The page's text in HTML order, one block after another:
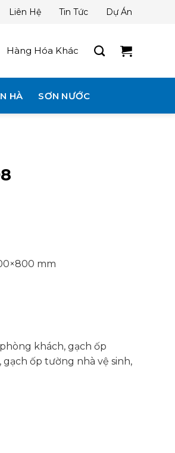
Liên Hệ Tin Tức Dự Án
Hàng Hóa Khác
HÀ SƠN NƯỚC
mm
khách, gạch ốp
ốp tường nhà vệ sinh,